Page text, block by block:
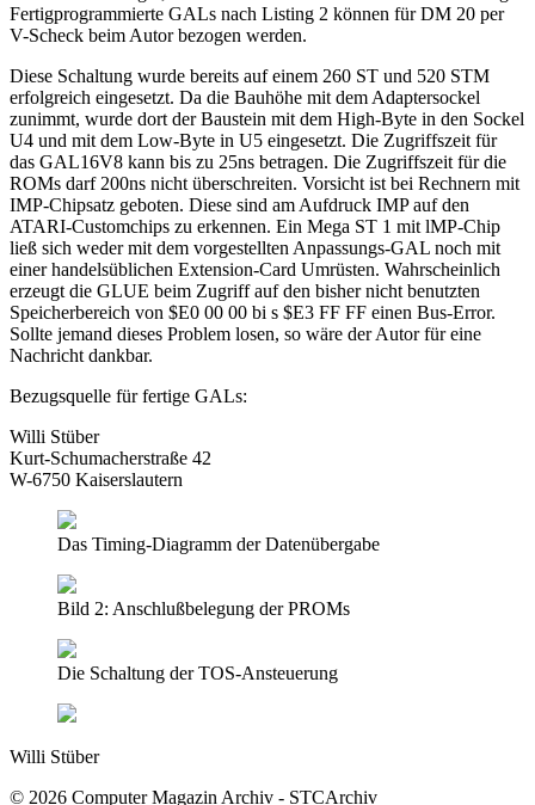
Fertigprogrammierte GALs nach Listing 2 können für DM 20 per
V-Scheck beim Autor bezogen werden.
Diese Schaltung wurde bereits auf einem 260 ST und 520 STM
erfolgreich eingesetzt. Da die Bauhöhe mit dem Adaptersockel
zunimmt, wurde dort der Baustein mit dem High-Byte in den Sockel
U4 und mit dem Low-Byte in U5 eingesetzt. Die Zugriffszeit für
das GAL16V8 kann bis zu 25ns betragen. Die Zugriffszeit für die
ROMs darf 200ns nicht überschreiten. Vorsicht ist bei Rechnern mit
IMP-Chipsatz geboten. Diese sind am Aufdruck IMP auf den
ATARI-Customchips zu erkennen. Ein Mega ST 1 mit lMP-Chip
ließ sich weder mit dem vorgestellten Anpassungs-GAL noch mit
einer handelsüblichen Extension-Card Umrüsten. Wahrscheinlich
erzeugt die GLUE beim Zugriff auf den bisher nicht benutzten
Speicherbereich von $E0 00 00 bi s $E3 FF FF einen Bus-Error.
Sollte jemand dieses Problem losen, so wäre der Autor für eine
Nachricht dankbar.
Bezugsquelle für fertige GALs:
Willi Stüber
Kurt-Schumacherstraße 42
W-6750 Kaiserslautern
Das Timing-Diagramm der Datenübergabe
Bild 2: Anschlußbelegung der PROMs
Die Schaltung der TOS-Ansteuerung
Willi Stüber
© 2026 Computer Magazin Archiv - STCArchiv